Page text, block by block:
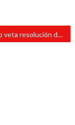
Trump veta resolución del Congreso